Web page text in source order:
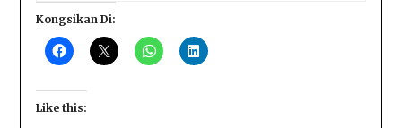
Kongsikan Di:
Like this: